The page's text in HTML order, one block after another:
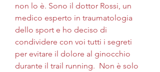
non lo è. Sono il dottor Rossi, un
medico esperto in traumatologia
dello sport e ho deciso di
condividere con voi tutti i segreti
per evitare il dolore al ginocchio
durante il trail running.  Non è solo